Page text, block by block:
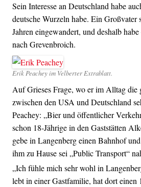
Sein Interesse an Deutschland habe
deutsche Wurzeln habe. Ein Großvater
Jahren eingewandert, und deshalb
nach Grevenbroich.
Erik Peachey im Velberter Extrablatt.
Auf Grieses Frage, wo er im Alltag die
zwischen den USA und Deutschland
Peachey: „Bier und öffentlicher
schon 18-Jährige in den Gaststätten
gebe in Langenberg einen Bahnhof
ihm zu Hause sei „Public Transport“
„Ich fühle mich sehr wohl in
lebt in einer Gastfamilie, hat dort einen